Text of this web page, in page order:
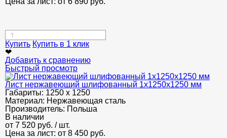
Купить Купить в 1 клик
❤
Добавить к сравнению
Быстрый просмотр
Лист нержавеющий шлифованный 1х1250х1250 мм
Габариты: 1250 х 1250
Материал: Нержавеющая сталь
Производитель: Польша
В наличии
от 7 520 руб. / шт.
Цена за лист: от 8 450 руб.